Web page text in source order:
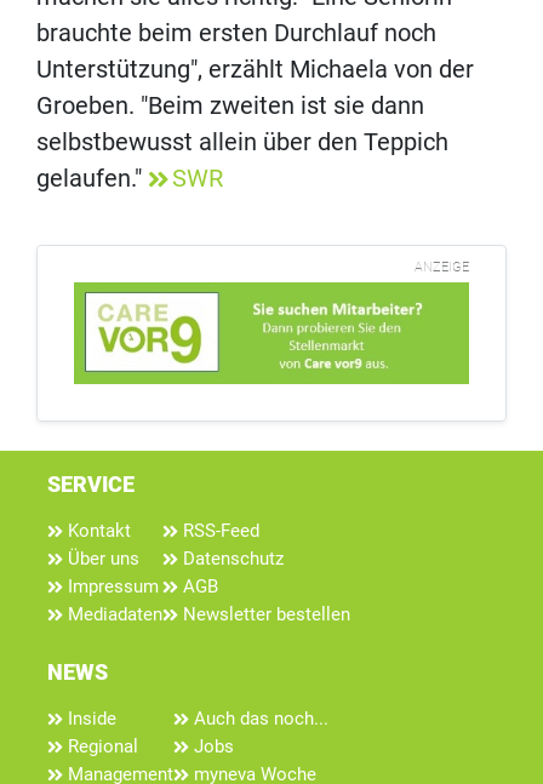
brauchte beim ersten Durchlauf noch
Unterstützung", erzählt Michaela von der
Groeben. "Beim zweiten ist sie dann
selbstbewusst allein über den Teppich
gelaufen."
SWR
ANZEIGE
SERVICE
Kontakt
Über uns
Impressum
Mediadaten
RSS-Feed
Datenschutz
AGB
Newsletter bestellen
NEWS
Inside
Regional
Management
Auch das noch...
Jobs
myneva Woche